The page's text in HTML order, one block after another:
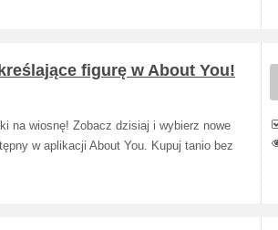
figurę w About You!
na wiosnę! Zobacz dzisiaj i wybierz nowe
w aplikacji About You. Kupuj tanio bez